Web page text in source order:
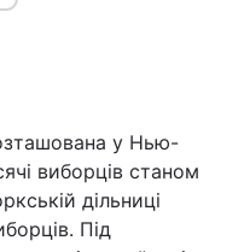
у Нью-
виборців станом
дільниці
Під